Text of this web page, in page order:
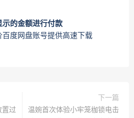
示的金额进行付款
度网盘账号提供高速下载
置过
下一篇
温婉首次体验小牢笼枷锁电击